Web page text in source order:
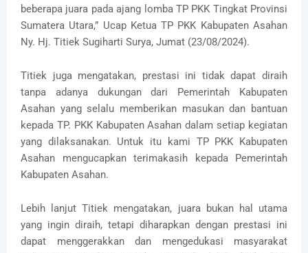
beberapa juara pada ajang lomba TP PKK Tingkat Provinsi
Sumatera Utara,” Ucap Ketua TP PKK Kabupaten Asahan
Ny. Hj. Titiek Sugiharti Surya, Jumat (23/08/2024).
Titiek juga mengatakan, prestasi ini tidak dapat diraih
tanpa adanya dukungan dari Pemerintah Kabupaten
Asahan yang selalu memberikan masukan dan bantuan
kepada TP. PKK Kabupaten Asahan dalam setiap kegiatan
yang dilaksanakan. Untuk itu kami TP PKK Kabupaten
Asahan mengucapkan terimakasih kepada Pemerintah
Kabupaten Asahan.
Lebih lanjut Titiek mengatakan, juara bukan hal utama
yang ingin diraih, tetapi diharapkan dengan prestasi ini
dapat menggerakkan dan mengedukasi masyarakat